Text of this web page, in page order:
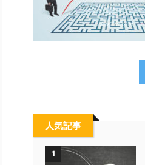
人気記事
1